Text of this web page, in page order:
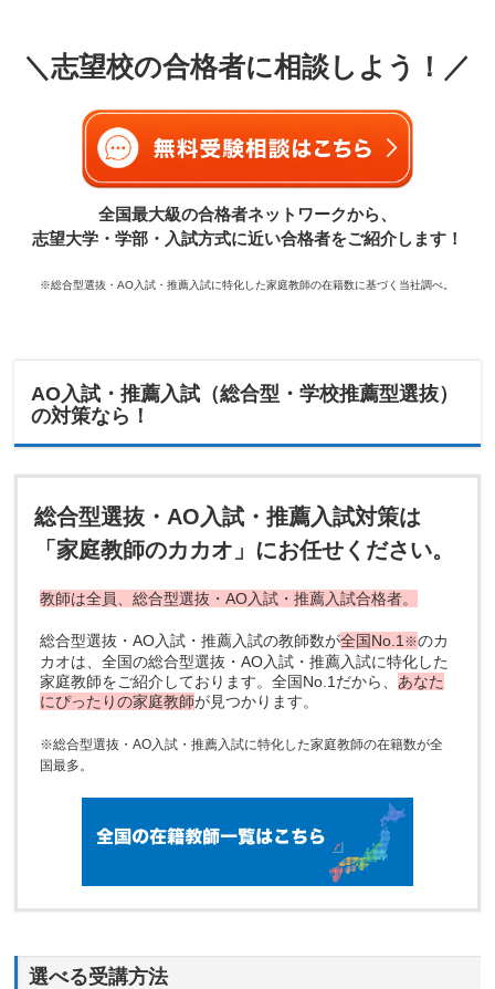
＼志望校の合格者に相談しよう！／
全国最大級の合格者ネットワークから、
志望大学・学部・入試方式に近い合格者をご紹介します！
※総合型選抜・AO入試・推薦入試に特化した家庭教師の在籍数に基づく当社調べ。
AO入試・推薦入試（総合型・学校推薦型選抜）
の対策なら！
総合型選抜・AO入試・推薦入試対策は
「家庭教師のカカオ」にお任せください。
教師は全員、総合型選抜・AO入試・推薦入試合格者。
総合型選抜・AO入試・推薦入試の教師数が全国No.1 ※のカ
カオは、全国の総合型選抜・AO入試・推薦入試に特化した
家庭教師をご紹介しております。全国No.1だから、 あなた
にぴったりの家庭教師が見つかります。
※総合型選抜・AO入試・推薦入試に特化した家庭教師の在籍数が全
国最多。
選べる受講方法